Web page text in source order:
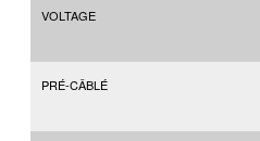
VOLTAGE
PRÉ-CÂBLÉ